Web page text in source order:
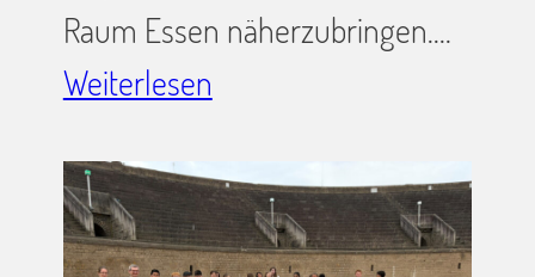
Raum Essen näherzubringen.…
Weiterlesen